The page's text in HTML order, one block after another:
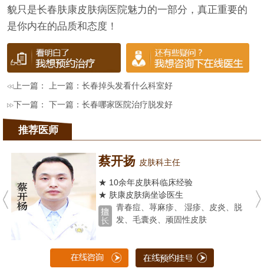
貌只是长春肤康皮肤病医院魅力的一部分，真正重要的
是你内在的品质和态度！
上一篇： 上一篇：长春掉头发看什么科室好
下一篇： 下一篇：长春哪家医院治疗脱发好
推荐医师
蔡开扬 皮肤科主任
★ 10余年皮肤科临床经验
★ 肤康皮肤病坐诊医生
青春痘、荨麻疹、 湿疹、皮炎、脱
发、毛囊炎、顽固性皮肤